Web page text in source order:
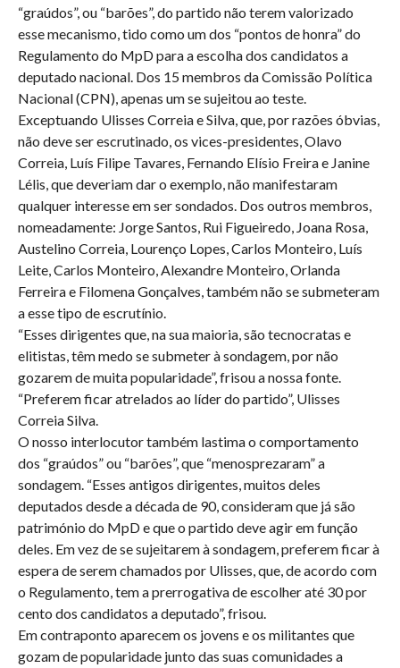
“graúdos”, ou “barões”, do partido não terem valorizado
esse mecanismo, tido como um dos “pontos de honra” do
Regulamento do MpD para a escolha dos candidatos a
deputado nacional. Dos 15 membros da Comissão Política
Nacional (CPN), apenas um se sujeitou ao teste.
Exceptuando Ulisses Correia e Silva, que, por razões óbvias,
não deve ser escrutinado, os vices-presidentes, Olavo
Correia, Luís Filipe Tavares, Fernando Elísio Freira e Janine
Lélis, que deveriam dar o exemplo, não manifestaram
qualquer interesse em ser sondados. Dos outros membros,
nomeadamente: Jorge Santos, Rui Figueiredo, Joana Rosa,
Austelino Correia, Lourenço Lopes, Carlos Monteiro, Luís
Leite, Carlos Monteiro, Alexandre Monteiro, Orlanda
Ferreira e Filomena Gonçalves, também não se submeteram
a esse tipo de escrutínio.
“Esses dirigentes que, na sua maioria, são tecnocratas e
elitistas, têm medo se submeter à sondagem, por não
gozarem de muita popularidade”, frisou a nossa fonte.
“Preferem ficar atrelados ao líder do partido”, Ulisses
Correia Silva.
O nosso interlocutor também lastima o comportamento
dos “graúdos” ou “barões”, que “menosprezaram” a
sondagem. “Esses antigos dirigentes, muitos deles
deputados desde a década de 90, consideram que já são
património do MpD e que o partido deve agir em função
deles. Em vez de se sujeitarem à sondagem, preferem ficar à
espera de serem chamados por Ulisses, que, de acordo com
o Regulamento, tem a prerrogativa de escolher até 30 por
cento dos candidatos a deputado”, frisou.
Em contraponto aparecem os jovens e os militantes que
gozam de popularidade junto das suas comunidades a